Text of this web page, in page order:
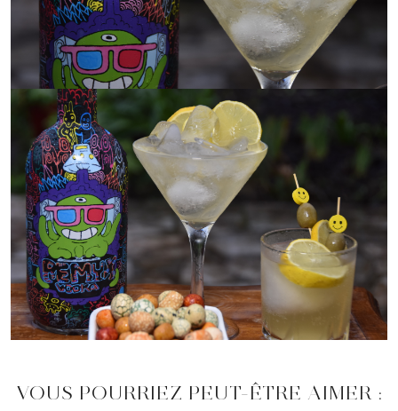
VOUS POURRIEZ PEUT-ÊTRE AIMER :